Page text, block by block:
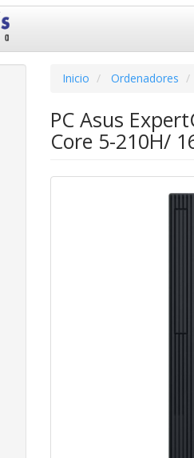
Inicio Ordenadores
PC Asus
Core 5-210H/